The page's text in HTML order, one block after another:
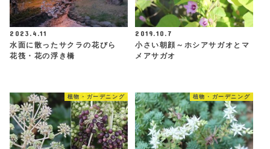
2023.4.11
水面に散ったサクラの花びら
花筏・花の浮き橋
2019.10.7
小さい朝顔～ホシアサガオとマ
メアサガオ
植物・ガーデニング 植物・ガーデニング